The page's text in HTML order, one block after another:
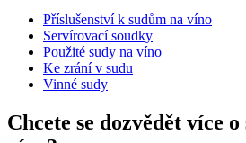
Rozměry (ŠxVxH cm)
Hmotnost (kg)0.2
Výška (cm)2
Hloubka (cm)
product extension
Příslušenství k sudům na víno
Servírovací soudky
Použité sudy na víno
Ke zrání v sudu
Vinné sudy
Chcete se dozvědět více